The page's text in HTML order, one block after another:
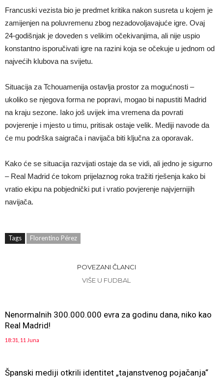
Francuski vezista bio je predmet kritika nakon susreta u kojem je
zamijenjen na poluvremenu zbog nezadovoljavajuće igre. Ovaj
24-godišnjak je doveden s velikim očekivanjima, ali nije uspio
konstantno isporučivati igre na razini koja se očekuje u jednom od
najvećih klubova na svijetu.
Situacija za Tchouamenija ostavlja prostor za mogućnosti –
ukoliko se njegova forma ne popravi, mogao bi napustiti Madrid
na kraju sezone. Iako još uvijek ima vremena da povrati
povjerenje i mjesto u timu, pritisak ostaje velik. Mediji navode da
će mu podrška saigrača i navijača biti ključna za oporavak.
Kako će se situacija razvijati ostaje da se vidi, ali jedno je sigurno
– Real Madrid će tokom prijelaznog roka tražiti rješenja kako bi
vratio ekipu na pobjednički put i vratio povjerenje najvjernijih
navijača.
Tags Florentino Pérez
POVEZANI ČLANCI
VIŠE U FUDBAL
Nenormalnih 300.000.000 evra za godinu dana, niko kao
Real Madrid!
18:31, 11 Juna
Španski mediji otkrili identitet „tajanstvenog pojačanja“